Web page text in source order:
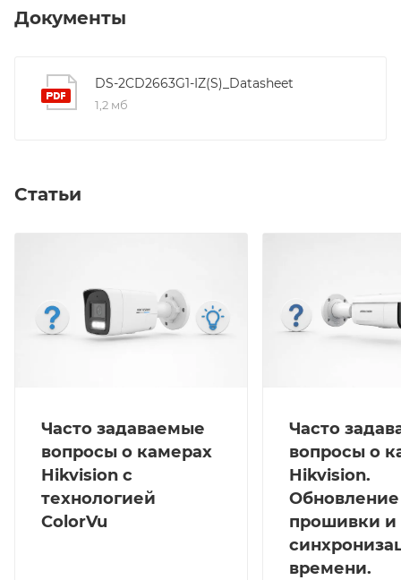
Улучшение изображения-3D DNR; BLC/HLC;ИК
57В), постоянного тока 12 VDC ± 25% 0,5A to 0.3 A,
max.18 Вт, Локальное хранилище- SD/SDHC/SDXC
Документы
DS-2CD2663G1-IZ(S)_Datasheet
1,2 мб
Статьи
Часто задаваемые
вопросы о камерах
Hikvision с
технологией
ColorVu
Часто
вопросы о
Hikvision.
Обновление
прошивки и
времени.